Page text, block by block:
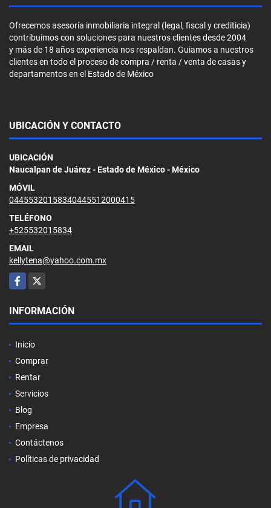
Ofrecemos asesoría inmobiliaria integral (legal, fiscal y crediticia)
contribuimos con soluciones para nuestros clientes desde 2004
y más de 18 años experiencia nos respaldan. Guiamos a nuestros
clientes en todo el proceso de compra / renta / venta de casas y
departamentos en el Estado de México
UBICACIÓN Y CONTACTO
UBICACIÓN
Naucalpan de Juárez - Estado de México - México
MÓVIL
04455320158340445512000415
TELÉFONO
+525532015834
EMAIL
kellytena@yahoo.com.mx
Facebook
X
INFORMACIÓN
Inicio
Comprar
Rentar
Servicios
Blog
Empresa
Contáctenos
Políticas de privacidad